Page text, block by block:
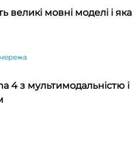
великі мовні моделі і яка
4 з мультимодальністю і